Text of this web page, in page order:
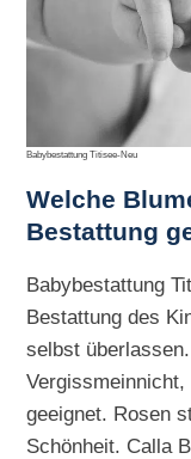
Babybestattung Titisee-Neu
Welche
Bestattung
Babybestattung
Bestattung des
selbst
geeignet. Rosen
Schönheit. Calla